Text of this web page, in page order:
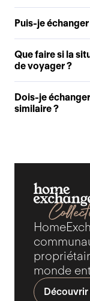
Puis-je
Que faire si la
de voyager ?
Dois-je
similaire ?
monde